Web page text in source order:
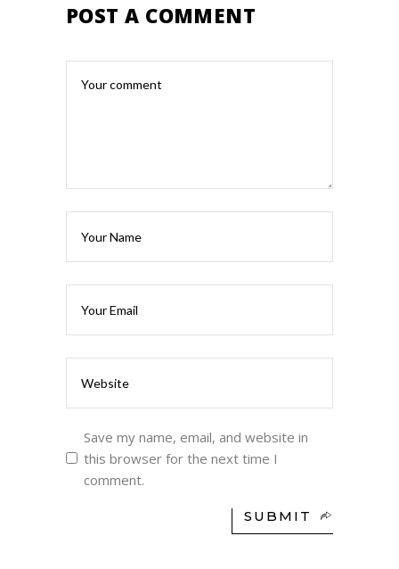
POST A COMMENT
Save my name, email, and website in
this browser for the next time I
comment.
SUBMIT